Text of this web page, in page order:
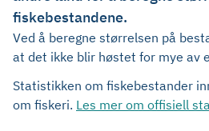
fiskebestandene.
Ved å beregne størrelsen på
at det ikke blir høstet for mye av
Statistikken om fiskebestander
om fiskeri. Les mer om offisiell